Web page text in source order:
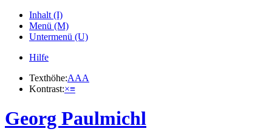
Inhalt (I)
Menü (M)
Untermenü (U)
Hilfe
Texthöhe:AAA
Kontrast:×≡
Georg Paulmichl